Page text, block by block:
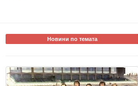
Новини по темата